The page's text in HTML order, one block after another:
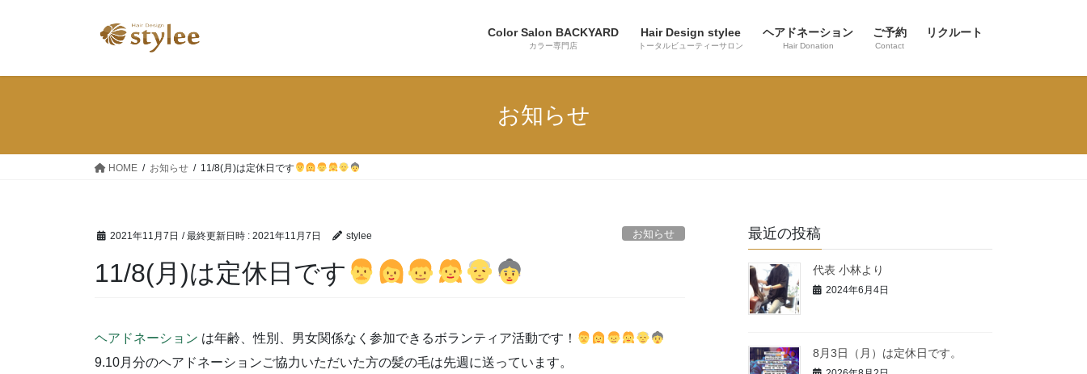
Color Salon BACKYARD
カラー専門店
Hair Design stylee
トータルビューティーサロン
ヘアドネーション
Hair Donation
ご予約
Contact
リクルート
お知らせ
HOME お知らせ 11/8(月)は定休日です
2021年11月7日 / 最終更新日時 : 2021年11月7日 stylee お知らせ
11/8(月)は定休日です
ヘアドネーション は年齢、性別、男女関係なく参加できるボランティア活動です！
9.10月分のヘアドネーションご協力いただいた方の髪の毛は先週に送っています。
最近の投稿
代表 小林より
2024年6月4日
8月3日（月）は定休日です。